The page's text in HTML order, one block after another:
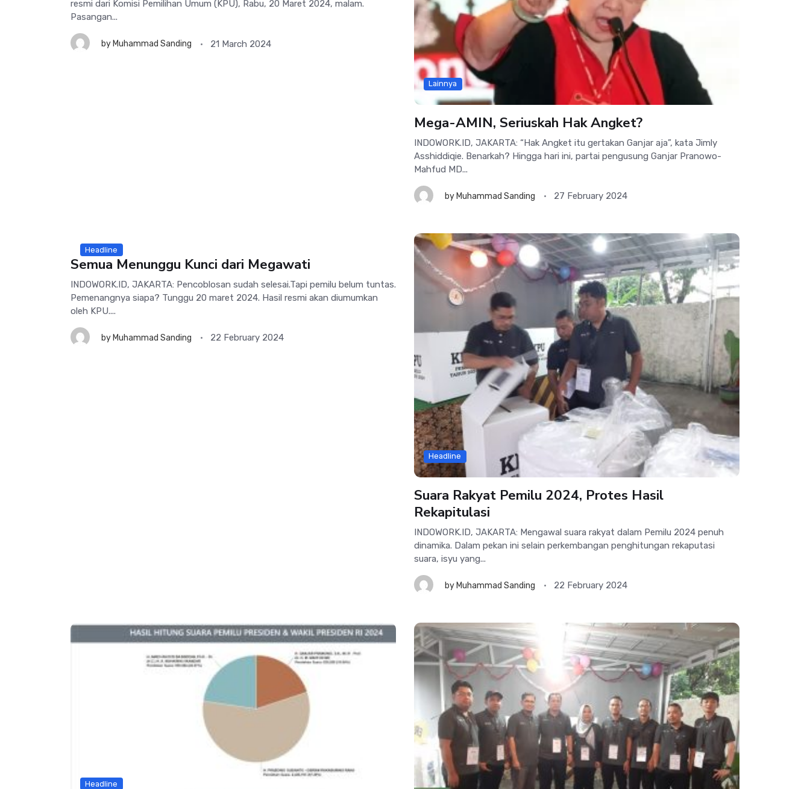
resmi dari Komisi Pemilihan Umum (KPU), Rabu, 20 Maret 2024, malam.
Pasangan...
by Muhammad Sanding 21 March 2024
Lainnya
Mega-AMIN, Seriuskah Hak Angket?
INDOWORK.ID, JAKARTA: “Hak Angket itu gertakan Ganjar aja”, kata Jimly
Asshiddiqie. Benarkah? Hingga hari ini, partai pengusung Ganjar Pranowo-
Mahfud MD...
by Muhammad Sanding 27 February 2024
Headline
Semua Menunggu Kunci dari Megawati
INDOWORK.ID, JAKARTA: Pencoblosan sudah selesai.Tapi pemilu belum tuntas.
Pemenangnya siapa? Tunggu 20 maret 2024. Hasil resmi akan diumumkan
oleh KPU....
by Muhammad Sanding 22 February 2024
Headline
Suara Rakyat Pemilu 2024, Protes Hasil
Rekapitulasi
INDOWORK.ID, JAKARTA: Mengawal suara rakyat dalam Pemilu 2024 penuh
dinamika. Dalam pekan ini selain perkembangan penghitungan rekaputasi
suara, isyu yang...
by Muhammad Sanding 22 February 2024
Headline